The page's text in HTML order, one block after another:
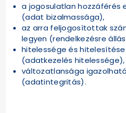
a jogosulatlan hozzáférés
(adat bizalmassága),
az arra feljogosítottak
legyen (rendelkezésre
hitelessége és
(adatkezelés hitelessége),
változatlansága
(adatintegritás).